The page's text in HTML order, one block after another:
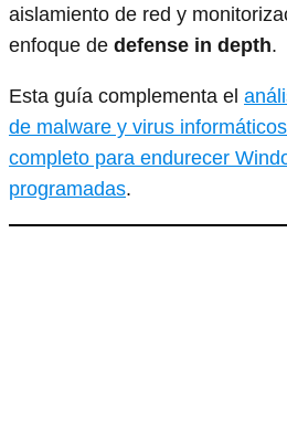
aislamiento de red y
enfoque de defense in depth.
Esta guía complementa el
de malware y virus
completo para endurecer
programadas.